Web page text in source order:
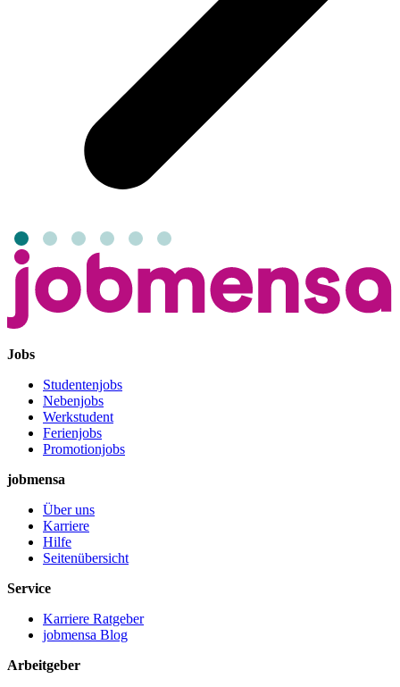
Jobs
Studentenjobs
Nebenjobs
Werkstudent
Ferienjobs
Promotionjobs
jobmensa
Über uns
Karriere
Hilfe
Seitenübersicht
Service
Karriere Ratgeber
jobmensa Blog
Arbeitgeber